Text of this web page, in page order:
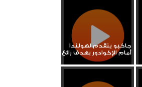
جاكبو يتقدم لهولندا
أمام الإكوادور بهدف رائع